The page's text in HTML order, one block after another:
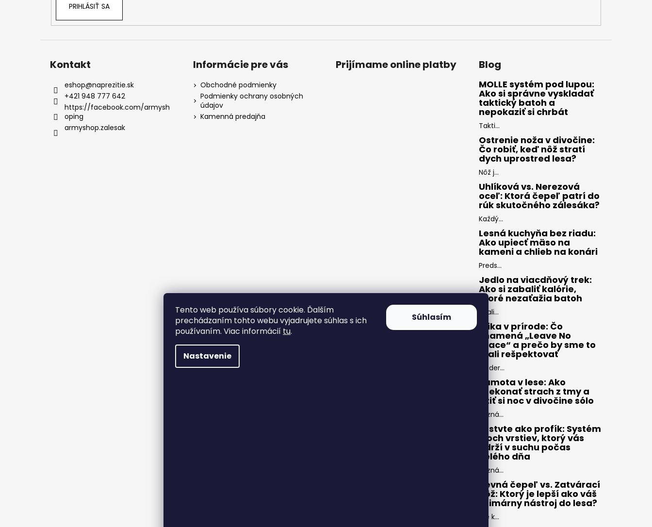
Tento web používa súbory cookie. Ďalším
prechádzaním tohto webu vyjadrujete súhlas s ich
používaním. Viac informácií tu.
Nastavenie
Súhlasím
PRIHLÁSIŤ SA
Kontakt
eshop@naprezitie.sk
+421 948 777 642
https://facebook.com/armysh
oping
armyshop.zalesak
Informácie pre vás
Obchodné podmienky
Podmienky ochrany osobných
údajov
Kamenná predajňa
Prijímame online platby Blog
MOLLE systém pod lupou:
Ako si správne vyskladať
taktický batoh a
nepokaziť si chrbát
Takti...
Ostrenie noža v divočine:
Čo robiť, keď nôž stratí
dych uprostred lesa?
Nôž j...
Uhlíková vs. Nerezová
oceľ: Ktorá čepeľ patrí do
rúk skutočného zálesáka?
Každý...
Lesná kuchyňa bez riadu:
Ako upiecť mäso na
kameni a chlieb na konári
Preds...
Jedlo na viacdňový trek:
Ako si zabaliť kalórie,
ktoré nezaťažia batoh
Zbali...
Etika v prírode: Čo
znamená „Leave No
Trace“ a prečo by sme to
mali rešpektovať
Moder...
Samota v lese: Ako
prekonať strach z tmy a
užiť si noc v divočine sólo
Pozná...
Vrstvte ako profík: Systém
troch vrstiev, ktorý vás
udrží v suchu počas
celého dňa
Pozná...
Pevná čepeľ vs. Zatvárací
nôž: Ktorý je lepší ako váš
primárny nástroj do lesa?
Pre k...